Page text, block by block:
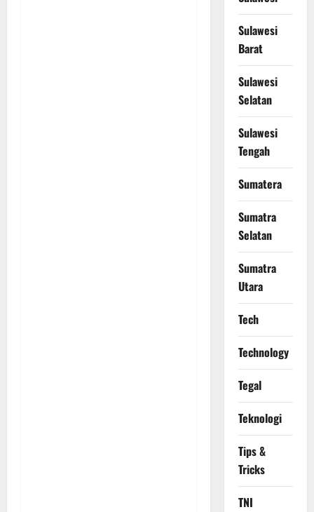
Sulawesi
Barat
Sulawesi
Selatan
Sulawesi
Tengah
Sumatera
Sumatra
Selatan
Sumatra
Utara
Tech
Technology
Tegal
Teknologi
Tips &
Tricks
TNI